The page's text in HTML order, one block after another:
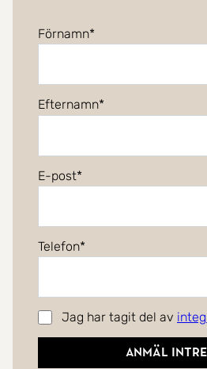
Förnamn
Efternamn
E-post
Telefon
Jag har tagit del av
Anmäl